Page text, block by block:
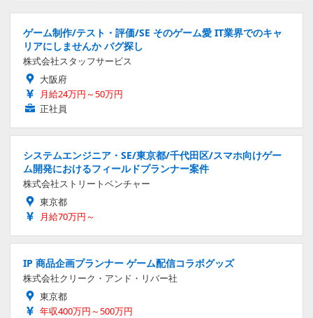
ゲーム制作/テスト・評価/SE そのゲーム愛 IT業界でのキャ
リアにしませんか バグ探し
株式会社スタッフサービス
大阪府
月給24万円～50万円
正社員
システムエンジニア・SE/東京都/千代田区/スマホ向けゲー
ム開発におけるフィールドプランナー案件
株式会社ストリートベンチャー
東京都
月給70万円～
IP 商品企画プランナー ゲーム配信コラボグッズ
株式会社クリーク・アンド・リバー社
東京都
年収400万円～500万円